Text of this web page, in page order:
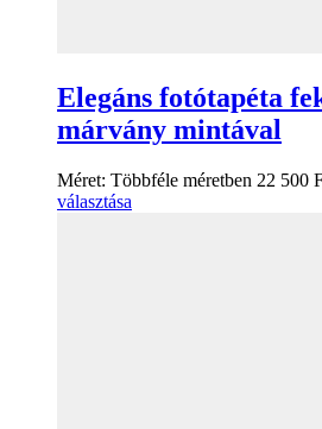
Elegáns fotótapéta
márvány mintával
Méret: Többféle méretben 22 500
választása